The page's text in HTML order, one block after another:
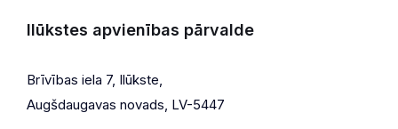
Ilūkstes apvienības pārvalde
Brīvības iela 7, Ilūkste,
Augšdaugavas novads, LV-5447